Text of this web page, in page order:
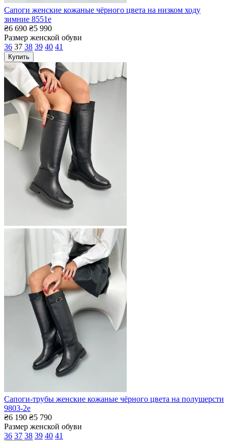
Сапоги женские кожаные чёрного цвета на низком ходу
зимние 8551е
₴6 690 ₴5 990
Размер женской обуви
36 37 38 39 40 41
Купить
Сапоги-трубы женские кожаные чёрного цвета на полушерсти
9803-2е
₴6 190 ₴5 790
Размер женской обуви
36 37 38 39 40 41